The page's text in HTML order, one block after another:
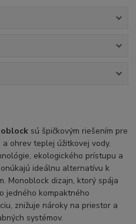
sú špičkovým riešením pre
ohrev teplej úžitkovej vody.
ekologického prístupu a
ideálnu alternatívu k
Monoblock dizajn, ktorý spája
jedného kompaktného
znižuje nároky na priestor a
systémov.